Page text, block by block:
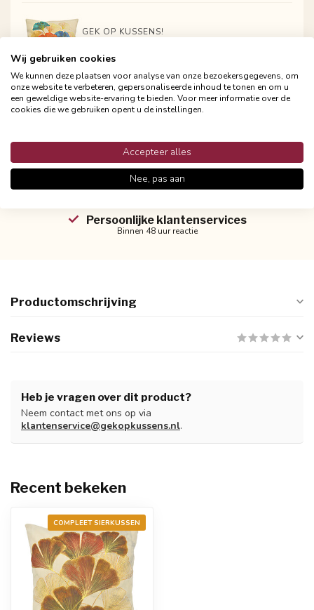
GEK OP KUSSENS!
Katoen/Linnen
€ 19.95Incl. btw - +
Persoonlijke klantenservices
Binnen 48 uur reactie
Productomschrijving
Reviews
Heb je vragen over dit product?
Neem contact met ons op via
klantenservice@gekopkussens.nl.
Recent bekeken
COMPLEET SIERKUSSEN
Wij gebruiken cookies
We kunnen deze plaatsen voor analyse van onze bezoekersgegevens, om
onze website te verbeteren, gepersonaliseerde inhoud te tonen en om u
een geweldige website-ervaring te bieden. Voor meer informatie over de
cookies die we gebruiken opent u de instellingen.
Accepteer alles
Nee, pas aan